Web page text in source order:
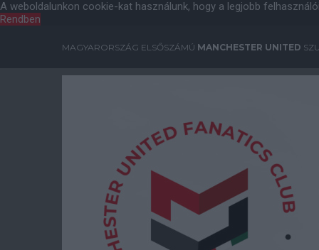
A weboldalunkon cookie-kat használunk, hogy a legjobb
Rendben
MAGYARORSZÁG ELSŐSZÁMÚ MANCHESTER UNITED